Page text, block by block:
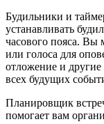
Будильники и
устанавливать
часового пояса. Вы
или голоса для
отложение и
всех будущих
Планировщик
помогает вам